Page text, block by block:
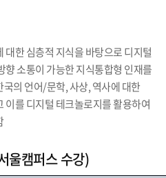
대한 심층적 지식을 바탕으로 디지털
향 소통이 가능한 지식통합형 인재를
의 언어/문학, 사상, 역사에 대한
이를 디지털 테크놀로지를 활용하여
울캠퍼스 수강)